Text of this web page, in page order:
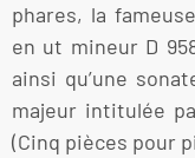
phares, la
en ut mineur D
ainsi qu’une
majeur intitulée
(Cinq pièces pour